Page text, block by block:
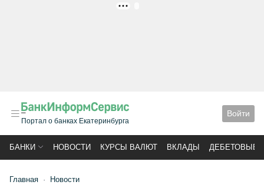
Портал о банках Екатеринбурга
Войти
БАНКИ НОВОСТИ КУРСЫ ВАЛЮТ ВКЛАДЫ ДЕБЕТОВЫЕ
Главная Новости